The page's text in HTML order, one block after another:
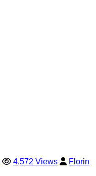
4,572 Views
Florin